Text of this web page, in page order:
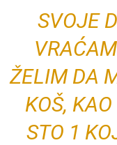
SVOJE
ŽELIM DA
KOŠ,
STO 1